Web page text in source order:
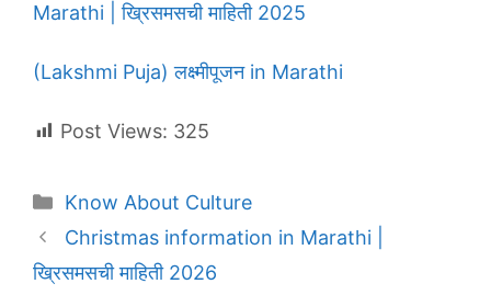
Marathi | ख्रिसमसची माहिती 2025
(Lakshmi Puja) लक्ष्मीपूजन in Marathi
Post Views: 325
Categories
Know About Culture
Christmas information in Marathi |
ख्रिसमसची माहिती 2026